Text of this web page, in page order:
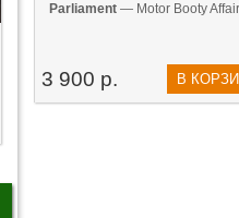
Parliament— Motor Booty
3 900 р. В